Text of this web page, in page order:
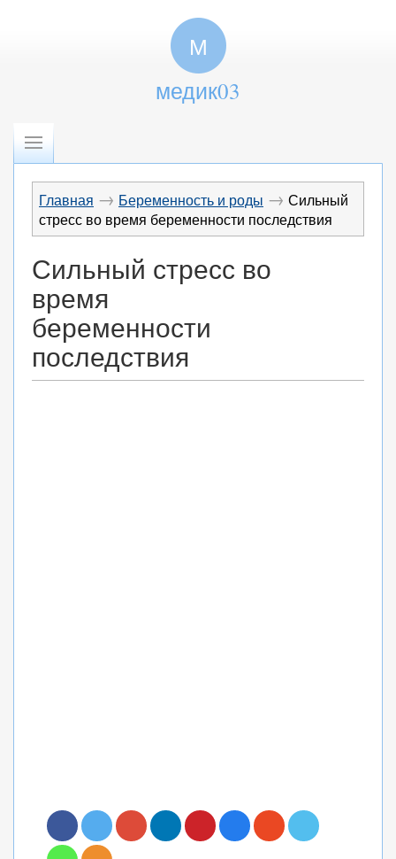
М
медик03
Главная → Беременность и роды → Сильный
стресс во время беременности последствия
Сильный стресс во
время
беременности
последствия